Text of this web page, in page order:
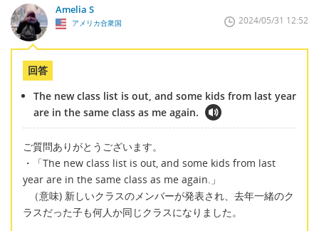
Amelia S
アメリカ合衆国 2024/05/31 12:52
回答
The new class list is out, and some kids from last year
are in the same class as me again.
ご質問ありがとうございます。
・「The new class list is out, and some kids from last
year are in the same class as me again.」
（意味) 新しいクラスのメンバーが発表され、去年一緒のク
ラスだった子も何人か同じクラスになりました。